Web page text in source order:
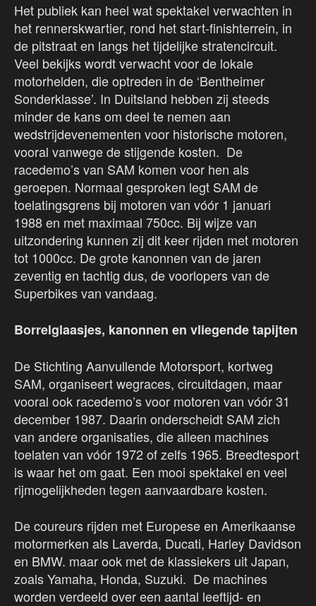
Het publiek kan heel wat spektakel verwachten in
het rennerskwartier, rond het start-finishterrein, in
de pitstraat en langs het tijdelijke stratencircuit.
Veel bekijks wordt verwacht voor de lokale
motorhelden, die optreden in de ‘Bentheimer
Sonderklasse’. In Duitsland hebben zij steeds
minder de kans om deel te nemen aan
wedstrijdevenementen voor historische motoren,
vooral vanwege de stijgende kosten. De
racedemo’s van SAM komen voor hen als
geroepen. Normaal gesproken legt SAM de
toelatingsgrens bij motoren van vóór 1 januari
1988 en met maximaal 750cc. Bij wijze van
uitzondering kunnen zij dit keer rijden met motoren
tot 1000cc. De grote kanonnen van de jaren
zeventig en tachtig dus, de voorlopers van de
Superbikes van vandaag.
Borrelglaasjes, kanonnen en vliegende tapijten
De Stichting Aanvullende Motorsport, kortweg
SAM, organiseert wegraces, circuitdagen, maar
vooral ook racedemo’s voor motoren van vóór 31
december 1987. Daarin onderscheidt SAM zich
van andere organisaties, die alleen machines
toelaten van vóór 1972 of zelfs 1965. Breedtesport
is waar het om gaat. Een mooi spektakel en veel
rijmogelijkheden tegen aanvaardbare kosten.
De coureurs rijden met Europese en Amerikaanse
motormerken als Laverda, Ducati, Harley Davidson
en BMW. maar ook met de klassiekers uit Japan,
zoals Yamaha, Honda, Suzuki. De machines
worden verdeeld over een aantal leeftijd- en